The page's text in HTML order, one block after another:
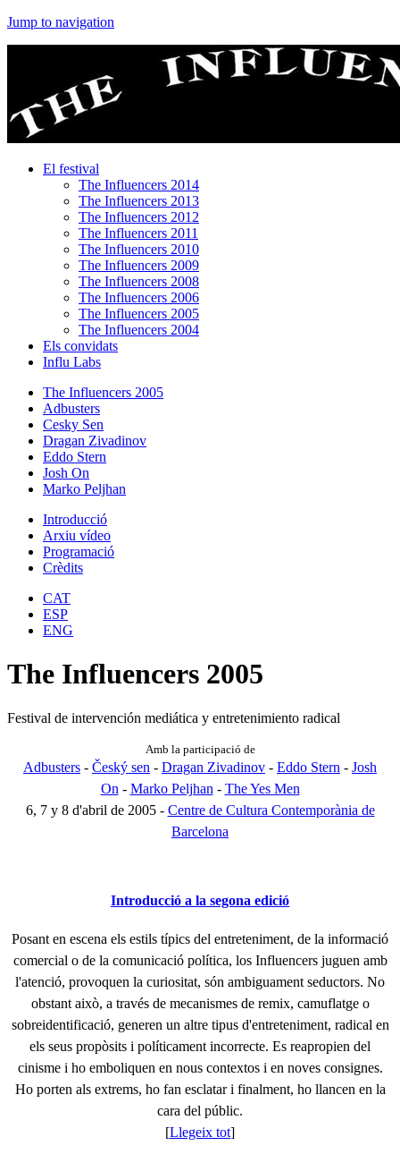
Jump to navigation
El festival
The Influencers 2014
The Influencers 2013
The Influencers 2012
The Influencers 2011
The Influencers 2010
The Influencers 2009
The Influencers 2008
The Influencers 2006
The Influencers 2005
The Influencers 2004
Els convidats
Influ Labs
The Influencers 2005
Adbusters
Cesky Sen
Dragan Zivadinov
Eddo Stern
Josh On
Marko Peljhan
Introducció
Arxiu vídeo
Programació
Crèdits
CAT
ESP
ENG
The Influencers 2005
Festival de intervención mediática y entretenimiento radical
Amb la participació de
Adbusters - Český sen - Dragan Zivadinov - Eddo Stern - Josh
On - Marko Peljhan - The Yes Men
6, 7 y 8 d'abril de 2005 - Centre de Cultura Contemporània de
Barcelona
Introducció a la segona edició
Posant en escena els estils típics del entreteniment, de la informació
comercial o de la comunicació política, los Influencers juguen amb
l'atenció, provoquen la curiositat, són ambiguament seductors. No
obstant això, a través de mecanismes de remix, camuflatge o
sobreidentificació, generen un altre tipus d'entreteniment, radical en
els seus propòsits i políticament incorrecte. Es reapropien del
cinisme i ho emboliquen en nous contextos i en noves consignes.
Ho porten als extrems, ho fan esclatar i finalment, ho llancen en la
cara del públic.
[Llegeix tot]